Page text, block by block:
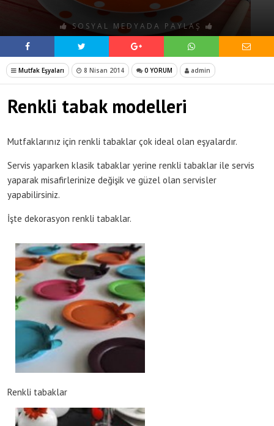
SOSYAL MEDYADA PAYLAŞ
Mutfak Eşyaları 8 Nisan 2014 0 YORUM admin
Renkli tabak modelleri
Mutfaklarınız için renkli tabaklar çok ideal olan eşyalardır.
Servis yaparken klasik tabaklar yerine renkli tabaklar ile servis
yaparak misafirlerinize değişik ve güzel olan servisler
yapabilirsiniz.
İşte dekorasyon renkli tabaklar.
Renkli tabaklar